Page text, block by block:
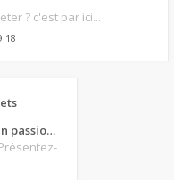
? c'est par ici...
Re: Présentation d'un passionné de poker